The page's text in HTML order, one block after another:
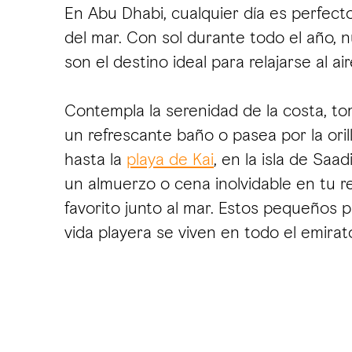
En Abu Dhabi, cualquier día es
del mar. Con sol durante todo el año,
son el destino ideal para relajarse al
Contempla la serenidad de la costa,
un refrescante baño o pasea por la
hasta la playa de Kai, en la isla de
un almuerzo o cena inolvidable en tu
favorito junto al mar. Estos pequeños
vida playera se viven en todo el